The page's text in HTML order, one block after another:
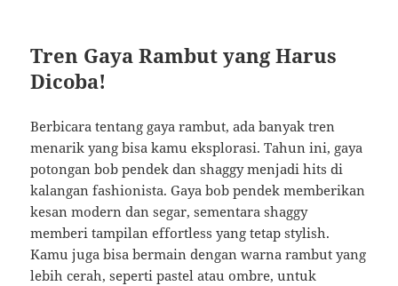
Tren Gaya Rambut yang Harus
Dicoba!
Berbicara tentang gaya rambut, ada banyak tren
menarik yang bisa kamu eksplorasi. Tahun ini, gaya
potongan bob pendek dan shaggy menjadi hits di
kalangan fashionista. Gaya bob pendek memberikan
kesan modern dan segar, sementara shaggy
memberi tampilan effortless yang tetap stylish.
Kamu juga bisa bermain dengan warna rambut yang
lebih cerah, seperti pastel atau ombre, untuk